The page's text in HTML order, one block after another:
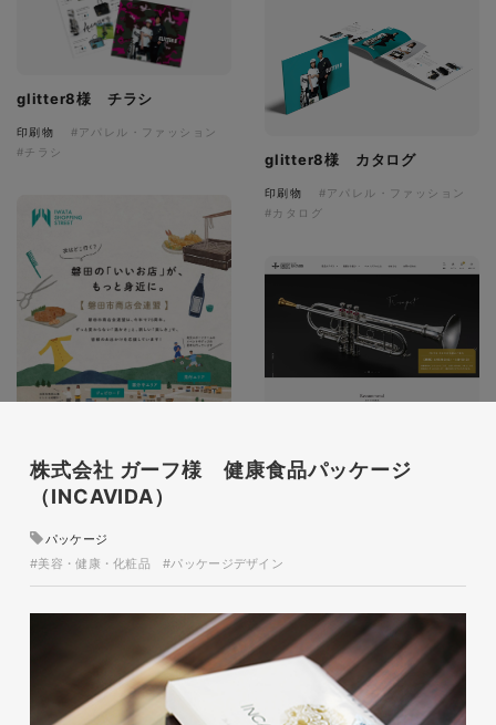
glitter8様 チラシ
印刷物
#アパレル・ファッション
#チラシ
glitter8様 カタログ
印刷物
#アパレル・ファッション
#カタログ
会連盟チラシ
株式会社 ガーフ様 健康食品パッケージ
（INCAVIDA）
パッケージ
#美容・健康・化粧品
#パッケージデザイン